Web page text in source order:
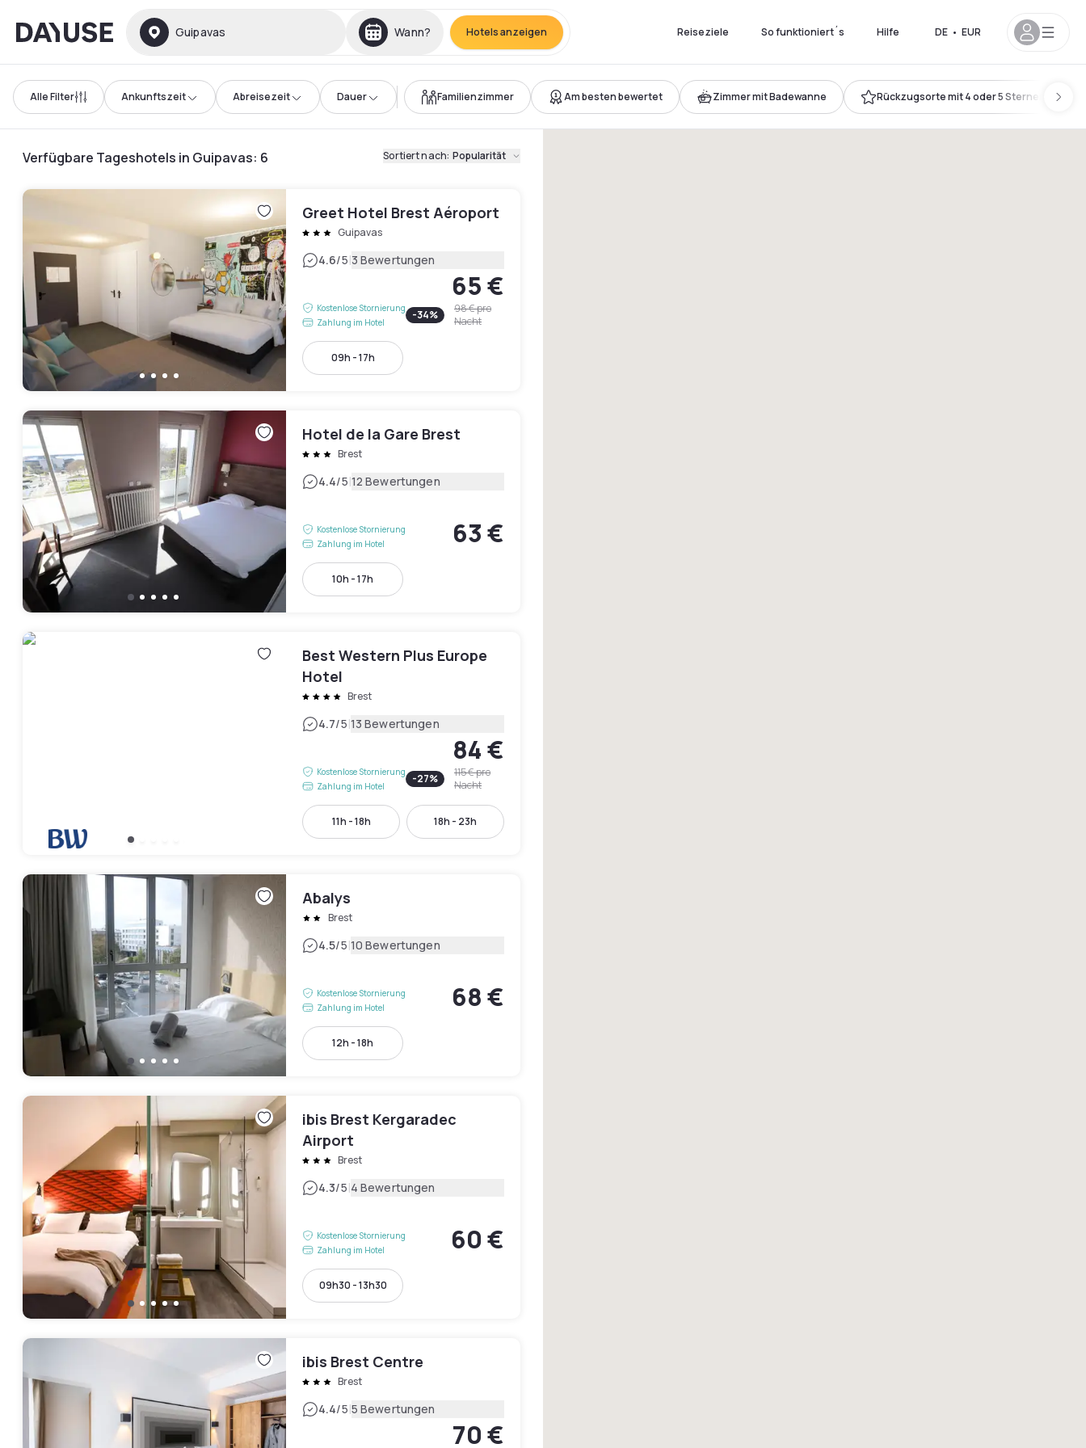
Dayuse Guipavas Wann? Hotels anzeigen Reiseziele So funktioniert´s Hilfe DE • EUR
Alle Filter Ankunftszeit Abreisezeit Dauer Familienzimmer Am besten bewertet Zimmer mit Badewanne Rückzugsorte mit 4 oder 5 Sternen
Verfügbare Tageshotels in Guipavas: 6 Sortiert nach: Popularität
Greet Hotel Brest Aéroport
Guipavas
4.6/5|3 Bewertungen
Kostenlose Stornierung
Zahlung im Hotel
65 €
-34% 98 €pro
Nacht
09h - 17h
Hotel de la Gare Brest
Brest
4.4/5|12 Bewertungen
Kostenlose Stornierung
Zahlung im Hotel
63 €
10h - 17h
Best Western Plus Europe
Hotel
Brest
4.7/5|13 Bewertungen
Kostenlose Stornierung
Zahlung im Hotel
84 €
-27% 115 €pro
Nacht
11h - 18h 18h - 23h
Abalys
Brest
4.5/5|10 Bewertungen
Kostenlose Stornierung
Zahlung im Hotel
68 €
12h - 18h
ibis Brest Kergaradec
Airport
Brest
4.3/5|4 Bewertungen
Kostenlose Stornierung
Zahlung im Hotel
60 €
09h30 - 13h30
ibis Brest Centre
Brest
4.4/5|5 Bewertungen
70 €